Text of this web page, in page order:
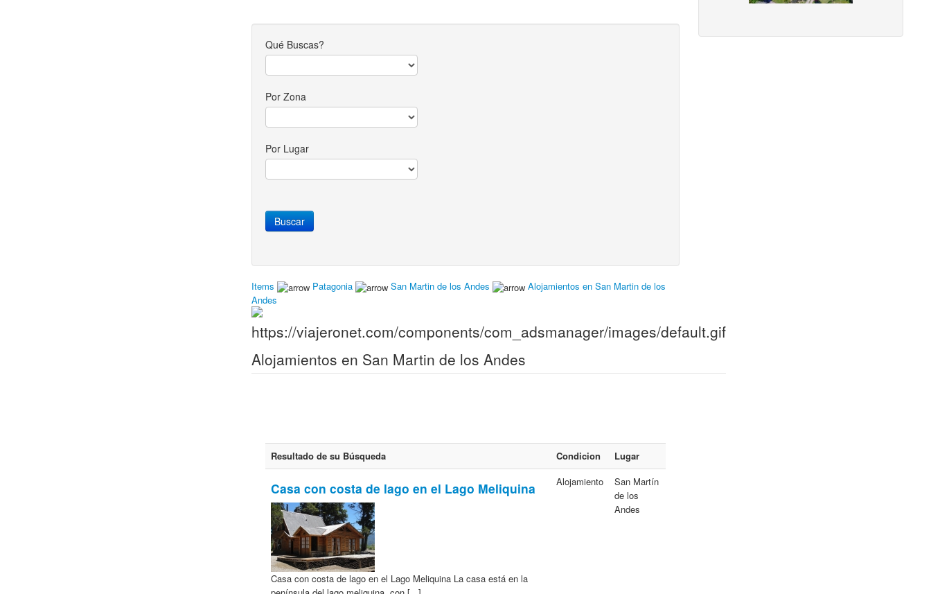
Qué Buscas?
Por Zona
Por Lugar
Items Patagonia San Martin de los Andes
Alojamientos en San Martin de los
Andes
Alojamientos en San Martin de los Andes
Resultado de su Búsqueda Condicion Lugar
Casa con costa de lago en el Lago Meliquina
Casa con costa de lago en el Lago Meliquina La casa está en la
Alojamiento
San Martín
de los
Andes